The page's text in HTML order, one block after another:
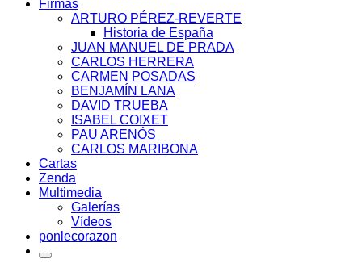
Firmas
ARTURO PÉREZ-REVERTE
Historia de España
JUAN MANUEL DE PRADA
CARLOS HERRERA
CARMEN POSADAS
BENJAMÍN LANA
DAVID TRUEBA
ISABEL COIXET
PAU ARENÓS
CARLOS MARIBONA
Cartas
Zenda
Multimedia
Galerías
Vídeos
ponlecorazon